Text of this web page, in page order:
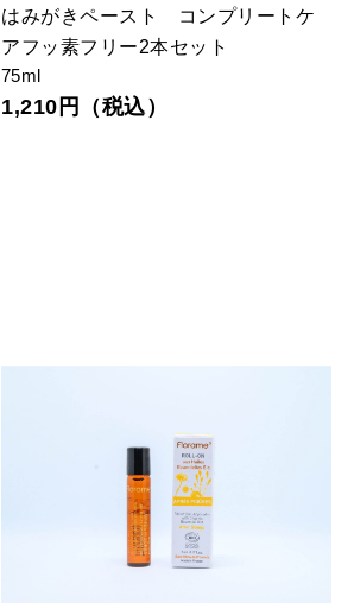
はみがきペースト コンプリートケ
アフッ素フリー2本セット
75ml
1,210円（税込）